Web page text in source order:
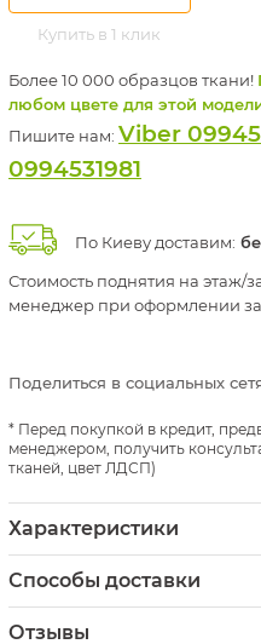
Купить в 1 клик
Более 10 000 образцов ткани!
любом цвете для этой
Пишите нам: Viber
0994531981
По Киеву доставим:
Стоимость поднятия на этаж/
менеджер при оформлении
Поделиться в социальных
Перед покупкой в кредит,
менеджером, получить
тканей, цвет ЛДСП)
Характеристики
Способы доставки
Отзывы